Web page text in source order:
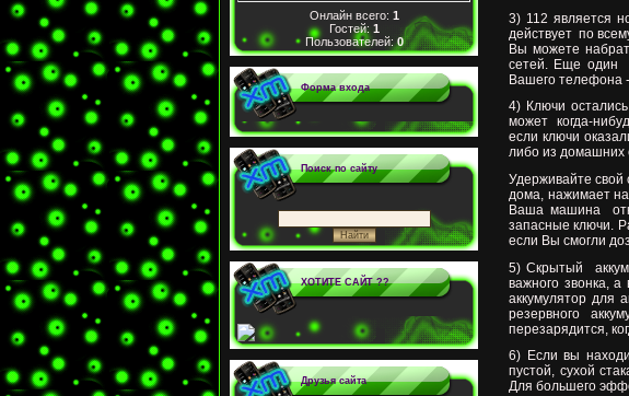
Онлайн всего: 1
Гостей: 1
Пользователей:0
Форма входа
Поиск по сайту
ХОТИТЕ САЙТ ??
Друзья сайта
3) 112 является
действует по
Вы можете
сетей. Еще один
Вашего телефона
4) Ключи
может когда-
если ключи
либо из домашних
Удерживайте свой
дома, нажимает на
Ваша машина
запасные ключи.
если Вы смогли
5) Скрытый
важного звонка, а
аккумулятор для
резервного
перезарядится,
6) Если вы
пустой, сухой
Для большего